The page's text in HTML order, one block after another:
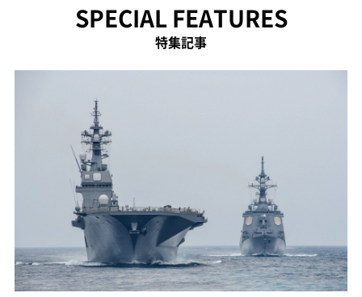
SPECIAL FEATURES
特集記事